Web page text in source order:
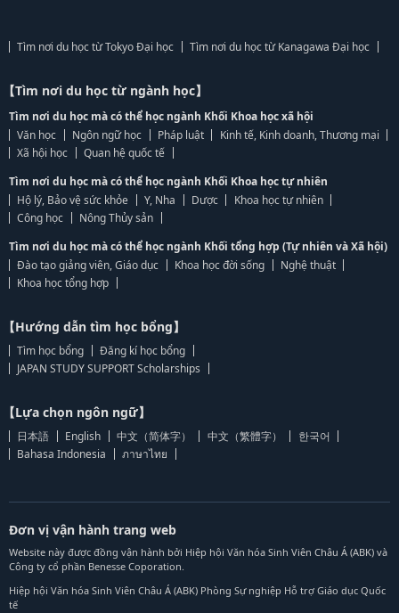
Tìm nơi du học từ Tokyo Đại học Tìm nơi du học từ Kanagawa Đại học
【Tìm nơi du học từ ngành học】
Tìm nơi du học mà có thể học ngành Khối Khoa học xã hội
Văn học
Ngôn ngữ học Pháp luật
Kinh tế, Kinh doanh, Thương mại
Xã hội học
Quan hệ quốc tế
Tìm nơi du học mà có thể học ngành Khối Khoa học tự nhiên
Hộ lý, Bảo vệ sức khỏe
Y, Nha Dược
Khoa học tự nhiên
Công học
Nông Thủy sản
Tìm nơi du học mà có thể học ngành Khối tổng hợp (Tự nhiên và Xã hội)
Đào tạo giảng viên, Giáo dục
Khoa học đời sống
Nghệ thuật
Khoa học tổng hợp
【Hướng dẫn tìm học bổng】
Tìm học bổng
Đăng kí học bổng
JAPAN STUDY SUPPORT Scholarships
【Lựa chọn ngôn ngữ】
日本語 English 中文（简体字） 中文（繁體字）
한국어
Bahasa Indonesia
ภาษาไทย
Đơn vị vận hành trang web
Website này được đồng vận hành bởi Hiệp hội Văn hóa Sinh Viên Châu Á (ABK) và
Công ty cổ phần Benesse Coporation.
Hiệp hội Văn hóa Sinh Viên Châu Á (ABK) Phòng Sự nghiệp Hỗ trợ Giáo dục Quốc
tế